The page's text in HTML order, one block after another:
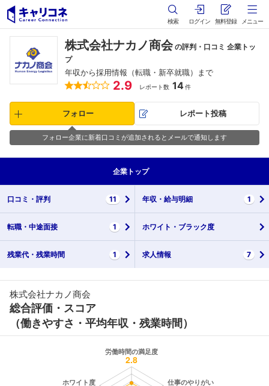
検索 ログイン 無料登録 メニュー
株式会社ナカノ商会 の評判・口コミ 企業トッ
プ
年収から採用情報（転職・新卒就職）まで
2.9 レポート数 14件
フォロー レポート投稿
フォロー企業に新着口コミが追加されるとメールで通知します
企業 トップ
口コミ・ 評判 11 年収・ 給与明細 1
転職・ 中途面接 1 ホワイト・ ブラック度
残業代・ 残業時間 1 求人情報 7
株式会社ナカノ商会
総合評価・スコア
（働きやすさ・平均年収・残業時間）